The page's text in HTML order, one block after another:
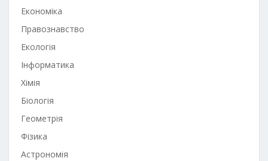
Економіка
Правознавство
Екологія
Інформатика
Хімія
Біологія
Геометрія
Фізика
Астрономія